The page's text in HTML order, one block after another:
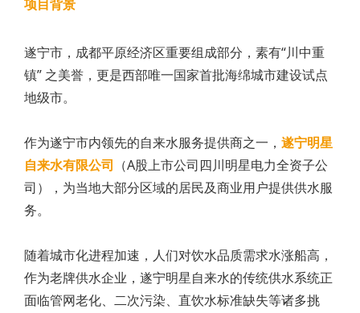
项目背景
遂宁市，成都平原经济区重要组成部分，素有“川中重
镇” 之美誉，更是西部唯一国家首批海绵城市建设试点
地级市。
作为遂宁市内领先的自来水服务提供商之一， 遂宁明星
自来水有限公司 （A股上市公司四川明星电力全资子公
司），为当地大部分区域的居民及商业用户提供供水服
务。
随着城市化进程加速，人们对饮水品质需求水涨船高，
作为老牌供水企业，遂宁明星自来水的传统供水系统正
面临管网老化、二次污染、直饮水标准缺失等诸多挑